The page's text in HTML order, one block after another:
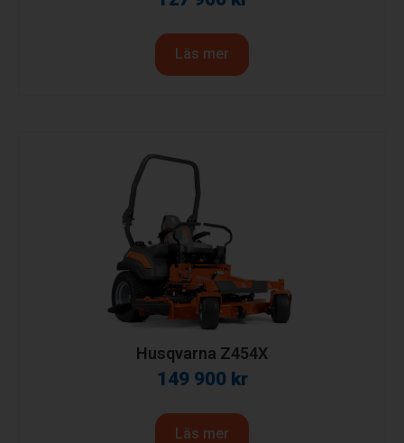
Läs mer
Husqvarna Z454X
149 900 kr
Läs mer